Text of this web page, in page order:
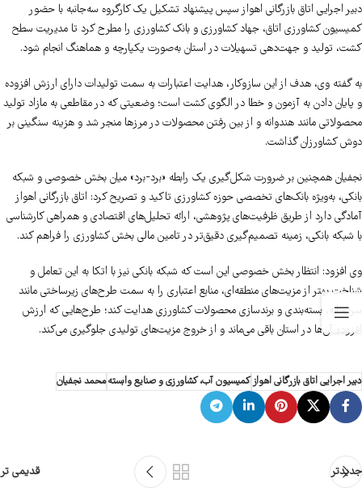
دبیر اجرایی اتاق بازرگانی اهواز سپس پیشنهاد تشکیل یک کارگروه سه‌جانبه با حضور
کمیسیون کشاورزی اتاق، جهاد کشاورزی و بانک کشاورزی را مطرح کرد تا مدیریت سطح
کشت، تولید و جهت‌دهی تسهیلات در استان به‌صورت یکپارچه و هماهنگ انجام شود.
به گفته وی، هدف از این سازوکار، هدایت اعتبارات به سمت تولیدات دارای ارزش افزوده
و پایان دادن به آزمون و خطا در الگوی کشت است؛ وضعیتی که در مقاطعی به مازاد تولید
محصولاتی مانند هندوانه و از بین رفتن محصولات در مرزها منجر شد و هزینه سنگینی بر
دوش کشاورزان گذاشت.​
نجفیان همچنین بر ضرورت شکل‌گیری یک رابطه «برد-برد» میان بخش خصوصی و شبکه
بانکی، به‌ویژه بانک‌های تخصصی حوزه کشاورزی تاکید و تصریح کرد: اتاق بازرگانی اهواز
آمادگی دارد از طریق ظرفیت‌های پژوهشی، ارائه تحلیل‌های اقتصادی و همراهی کارشناسی
با شبکه بانکی، زمینه تصمیم‌گیری دقیق‌تر در تامین مالی بخش کشاورزی را فراهم کند.
وی افزود: انتظار بخش خصوصی این است که شبکه بانکی نیز با اتکا به این تعامل و
شناخت بهتر از مزیت‌های منطقه‌ای، منابع اعتباری را به سمت طرح‌های زیرساختی مانند
سردخانه، بسته‌بندی و برندسازی محصولات کشاورزی هدایت کند؛ طرح‌هایی که ارزش
افزوده آن‌ها در استان باقی می‌ماند و از خروج مزیت‌های تولیدی جلوگیری می‌کند.
دبیر اجرایی اتاق بازرگانی اهوازکمیسیون آب، کشاورزی و صنایع وابستهمحمد نجفیان
جدیدتر قدیمی تر